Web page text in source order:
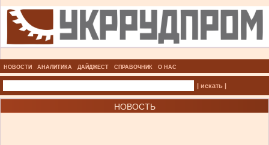
НОВОСТИ АНАЛИТИКА ДАЙДЖЕСТ СПРАВОЧНИК О НАС
| искать |
НОВОСТЬ